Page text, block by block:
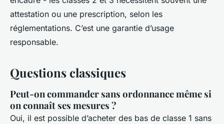
attestation ou une prescription, selon les
réglementations. C’est une garantie d’usage
responsable.
Questions classiques
Peut-on commander sans ordonnance même si
on connaît ses mesures ?
Oui, il est possible d’acheter des bas de classe 1 sans